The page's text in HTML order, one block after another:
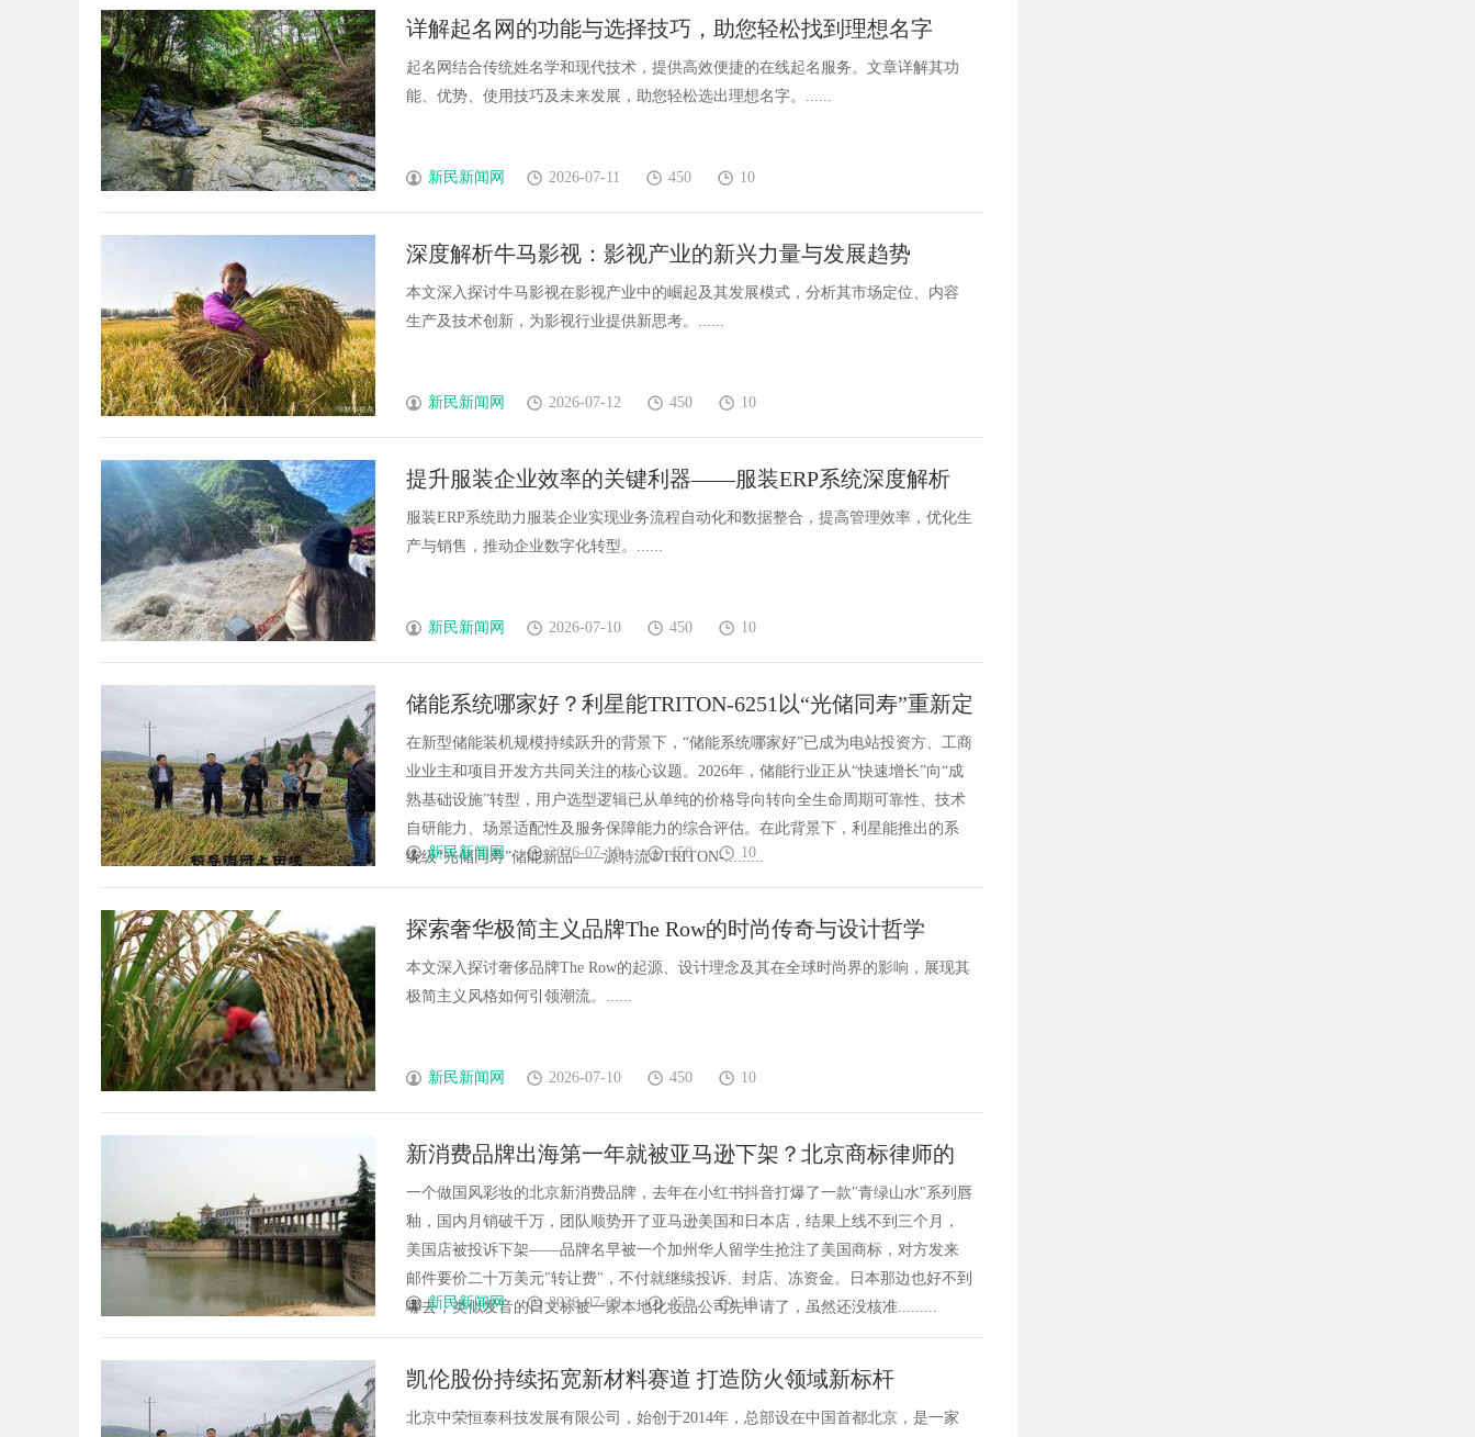
详解起名网的功能与选择技巧，助您轻松找到理想名字
起名网结合传统姓名学和现代技术，提供高效便捷的在线起名服务。文章详解其功
能、优势、使用技巧及未来发展，助您轻松选出理想名字。......
新民新闻网 2026-07-11 450 10
深度解析牛马影视：影视产业的新兴力量与发展趋势
本文深入探讨牛马影视在影视产业中的崛起及其发展模式，分析其市场定位、内容
生产及技术创新，为影视行业提供新思考。......
新民新闻网 2026-07-12 450 10
提升服装企业效率的关键利器——服装ERP系统深度解析
服装ERP系统助力服装企业实现业务流程自动化和数据整合，提高管理效率，优化生
产与销售，推动企业数字化转型。......
新民新闻网 2026-07-10 450 10
储能系统哪家好？利星能TRITON-6251以“光储同寿”重新定
义25年价值周期
在新型储能装机规模持续跃升的背景下，“储能系统哪家好”已成为电站投资方、工商
业业主和项目开发方共同关注的核心议题。2026年，储能行业正从“快速增长”向“成
熟基础设施”转型，用户选型逻辑已从单纯的价格导向转向全生命周期可靠性、技术
自研能力、场景适配性及服务保障能力的综合评估。在此背景下，利星能推出的系
统级“光储同寿”储能新品——源特流®TRITON-.........
新民新闻网 2026-07-10 450 10
探索奢华极简主义品牌The Row的时尚传奇与设计哲学
本文深入探讨奢侈品牌The Row的起源、设计理念及其在全球时尚界的影响，展现其
极简主义风格如何引领潮流。......
新民新闻网 2026-07-10 450 10
新消费品牌出海第一年就被亚马逊下架？北京商标律师的
国际注册避坑清单
一个做国风彩妆的北京新消费品牌，去年在小红书抖音打爆了一款"青绿山水"系列唇
釉，国内月销破千万，团队顺势开了亚马逊美国和日本店，结果上线不到三个月，
美国店被投诉下架——品牌名早被一个加州华人留学生抢注了美国商标，对方发来
邮件要价二十万美元"转让费"，不付就继续投诉、封店、冻资金。日本那边也好不到
哪去，类似发音的日文标被一家本地化妆品公司先申请了，虽然还没核准.........
新民新闻网 2026-07-09 450 10
凯伦股份持续拓宽新材料赛道 打造防火领域新标杆
北京中荣恒泰科技发展有限公司，始创于2014年，总部设在中国首都北京，是一家